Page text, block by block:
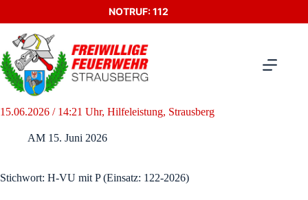
NOTRUF: 112
15.06.2026 / 14:21 Uhr, Hilfeleistung, Strausberg
AM 15. Juni 2026
Stichwort: H-VU mit P (Einsatz: 122-2026)